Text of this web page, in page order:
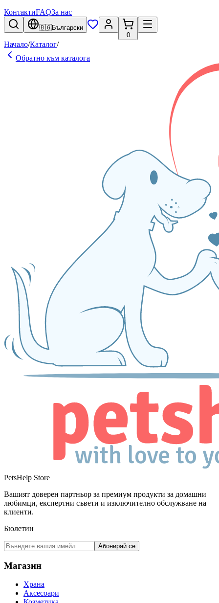
КонтактиFAQЗа нас
🇧🇬Български
0
Начало/Каталог/
Обратно към каталога
PetsHelp Store
Вашият доверен партньор за премиум продукти за домашни
любимци, експертни съвети и изключително обслужване на
клиенти.
Бюлетин
Абонирай се
Магазин
Храна
Аксесоари